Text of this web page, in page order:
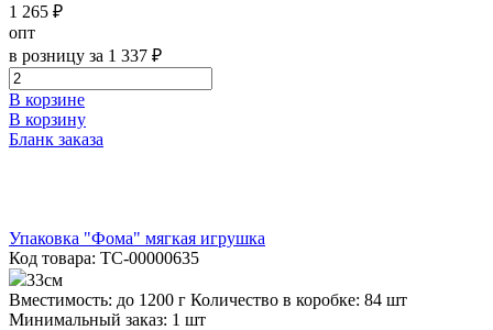
1 265 ₽
опт
в розницу за 1 337 ₽
В корзине
В корзину
Бланк заказа
Упаковка "Фома" мягкая игрушка
Код товара: ТС-00000635
33см
Вместимость: до 1200 г Количество в коробке: 84 шт
Минимальный заказ: 1 шт